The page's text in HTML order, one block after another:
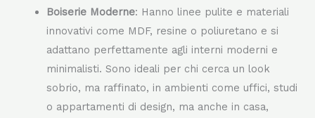
Boiserie Moderne: Hanno linee pulite e materiali
innovativi come MDF, resine o poliuretano e si
adattano perfettamente agli interni moderni e
minimalisti. Sono ideali per chi cerca un look
sobrio, ma raffinato, in ambienti come uffici, studi
o appartamenti di design, ma anche in casa,